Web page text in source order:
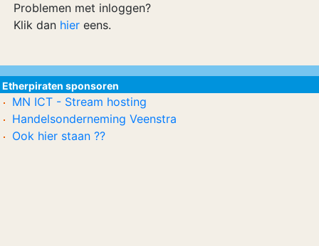
Problemen met inloggen?
Klik dan hier eens.
Etherpiraten sponsoren
MN ICT - Stream hosting
Handelsonderneming Veenstra
Ook hier staan ??